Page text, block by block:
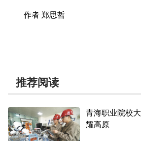
作者 郑思哲
推荐阅读
青海职业院校
耀高原